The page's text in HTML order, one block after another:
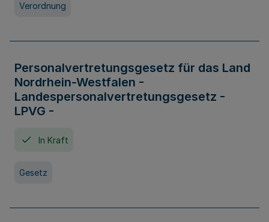
Verordnung
Personalvertretungsgesetz für das Land
Nordrhein-Westfalen -
Landespersonalvertretungsgesetz -
LPVG -
In Kraft
Gesetz